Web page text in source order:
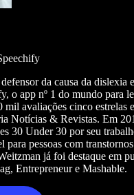
da causa da dislexia
o app nº 1 do mundo para
mil avaliações cinco estrelas
Notícias & Revistas. Em
30 Under 30 por seu
para pessoas com
já foi destaque em
Entrepreneur e Mashable.